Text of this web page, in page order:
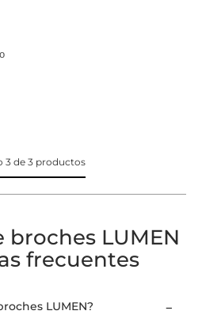
3 de 3 productos
broches LUMEN
frecuentes
LUMEN?